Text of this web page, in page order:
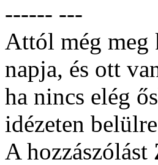
------ ---
Attól még meg
napja, és ott
ha nincs elég
idézeten
A hozzászólást